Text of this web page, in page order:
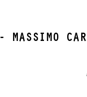
- MASSIMO